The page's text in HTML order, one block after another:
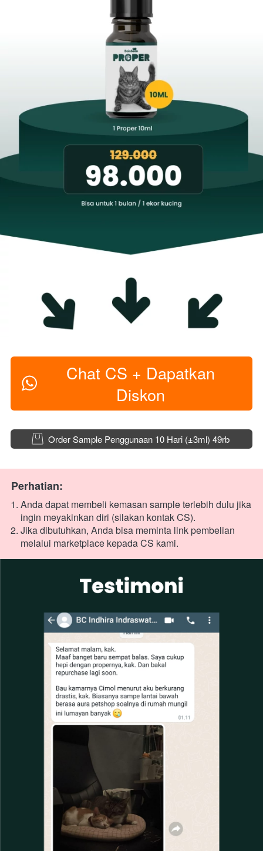
`
Chat CS + Dapatkan
Diskon
` Order Sample Penggunaan 10 Hari (±3ml) 49rb
Perhatian:
Anda dapat membeli kemasan sample terlebih dulu jika
ingin meyakinkan diri (silakan kontak CS).
Jika dibutuhkan, Anda bisa meminta link pembelian
melalui marketplace kepada CS kam﻿i.